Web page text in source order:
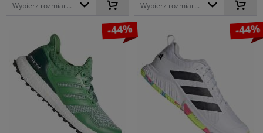
Wybierz rozmiar... Wybierz rozmiar...
-44% -44%